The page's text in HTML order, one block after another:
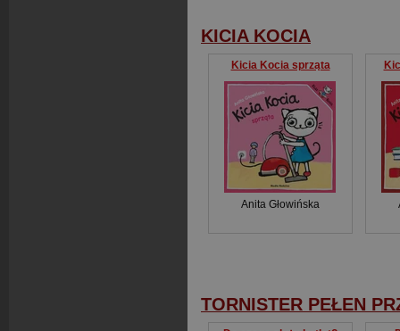
KICIA KOCIA
Kicia Kocia sprząta
Anita Głowińska
TORNISTER PEŁEN